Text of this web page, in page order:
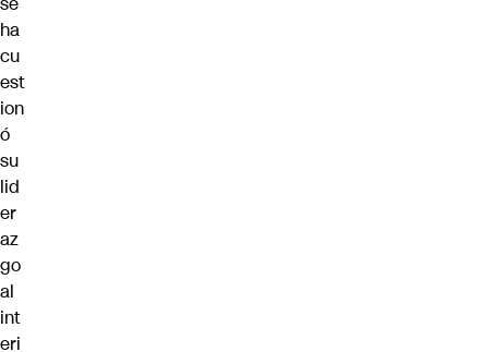
ha
cu
est
ion
ó
su
lid
er
az
go
al
int
eri